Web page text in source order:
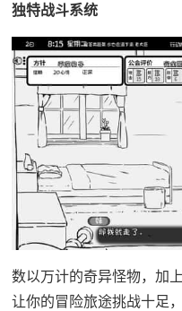
独特战斗系统
数以万计的奇异怪物，加
让你的冒险旅途挑战十足